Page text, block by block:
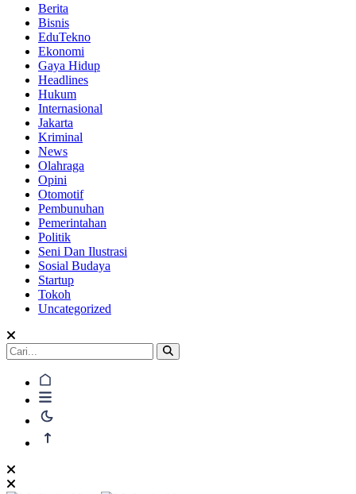
Berita
Bisnis
EduTekno
Ekonomi
Gaya Hidup
Headlines
Hukum
Internasional
Jakarta
Kriminal
News
Olahraga
Opini
Otomotif
Pembunuhan
Pemerintahan
Politik
Seni Dan Ilustrasi
Sosial Budaya
Startup
Tokoh
Uncategorized